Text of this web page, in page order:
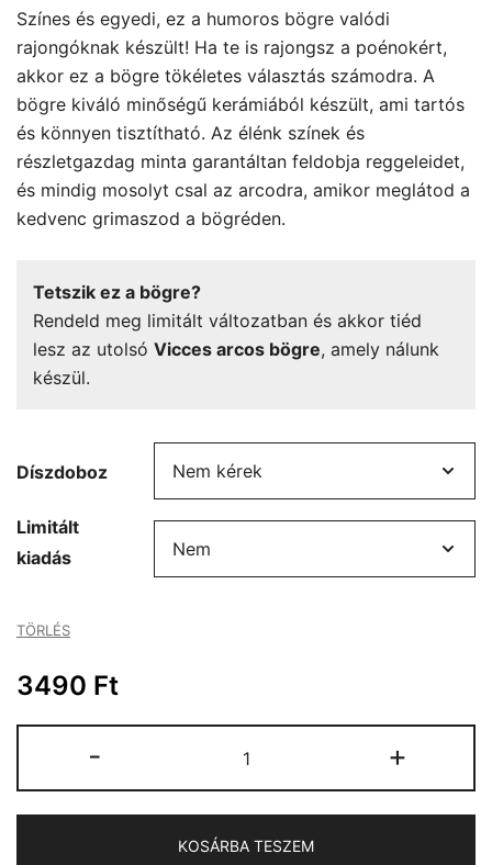
Színes és egyedi, ez a humoros bögre valódi
rajongóknak készült! Ha te is rajongsz a poénokért,
akkor ez a bögre tökéletes választás számodra. A
bögre kiváló minőségű kerámiából készült, ami tartós
és könnyen tisztítható. Az élénk színek és
részletgazdag minta garantáltan feldobja reggeleidet,
és mindig mosolyt csal az arcodra, amikor meglátod a
kedvenc grimaszod a bögréden.
Tetszik ez a bögre?
Rendeld meg limitált változatban és akkor tiéd
lesz az utolsó Vicces arcos bögre, amely nálunk
készül.
Díszdoboz
Limitált
kiadás
TÖRLÉS
3490 Ft
-
arcos
bögre
+
KOSÁRBA TESZEM